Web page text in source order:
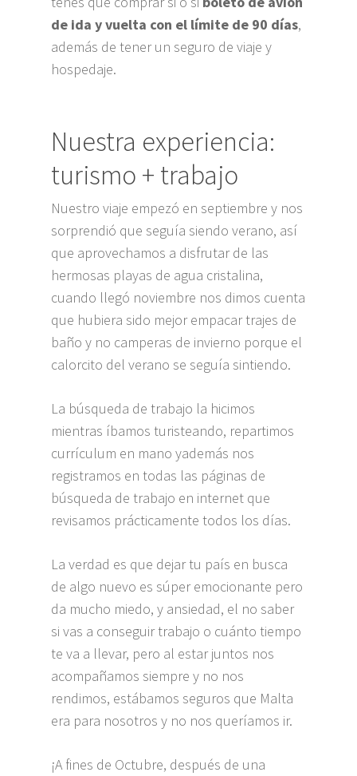
de ida y vuelta con el límite de 90 días,
además de tener un seguro de viaje y
hospedaje.
Nuestra experiencia:
turismo + trabajo
Nuestro viaje empezó en septiembre y nos
sorprendió que seguía siendo verano, así
que aprovechamos a disfrutar de las
hermosas playas de agua cristalina,
cuando llegó noviembre nos dimos cuenta
que hubiera sido mejor empacar trajes de
baño y no camperas de invierno porque el
calorcito del verano se seguía sintiendo.
La búsqueda de trabajo la hicimos
mientras íbamos turisteando, repartimos
currículum en mano yademás nos
registramos en todas las páginas de
búsqueda de trabajo en internet que
revisamos prácticamente todos los días.
La verdad es que dejar tu país en busca
de algo nuevo es súper emocionante pero
da mucho miedo, y ansiedad, el no saber
si vas a conseguir trabajo o cuánto tiempo
te va a llevar, pero al estar juntos nos
acompañamos siempre y no nos
rendimos, estábamos seguros que Malta
era para nosotros y no nos queríamos ir.
¡A fines de Octubre, después de una